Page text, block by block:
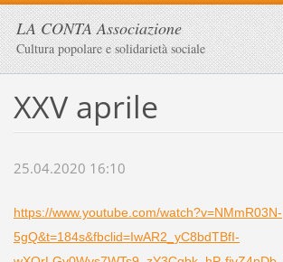
LA CONTA Associazione
Cultura popolare e solidarietà sociale
XXV aprile
25.04.2020 16:10
https://www.youtube.com/watch?v=NMmR03N-
5gQ&t=184s&fbclid=IwAR2_yC8bdTBfI-